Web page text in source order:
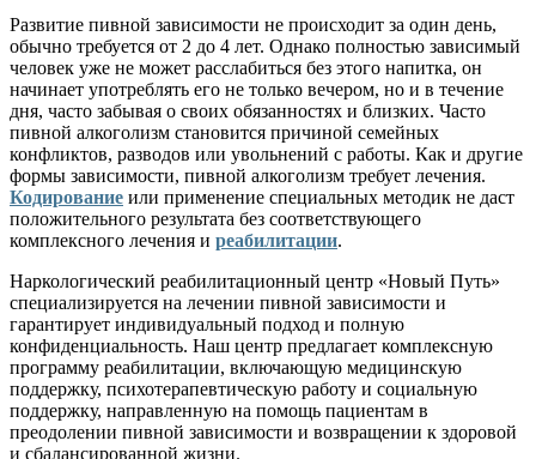
Развитие пивной зависимости не происходит за один день,
обычно требуется от 2 до 4 лет. Однако полностью зависимый
человек уже не может расслабиться без этого напитка, он
начинает употреблять его не только вечером, но и в течение
дня, часто забывая о своих обязанностях и близких. Часто
пивной алкоголизм становится причиной семейных
конфликтов, разводов или увольнений с работы. Как и другие
формы зависимости, пивной алкоголизм требует лечения.
Кодирование или применение специальных методик не даст
положительного результата без соответствующего
комплексного лечения и реабилитации.
Наркологический реабилитационный центр «Новый Путь»
специализируется на лечении пивной зависимости и
гарантирует индивидуальный подход и полную
конфиденциальность. Наш центр предлагает комплексную
программу реабилитации, включающую медицинскую
поддержку, психотерапевтическую работу и социальную
поддержку, направленную на помощь пациентам в
преодолении пивной зависимости и возвращении к здоровой
и сбалансированной жизни.